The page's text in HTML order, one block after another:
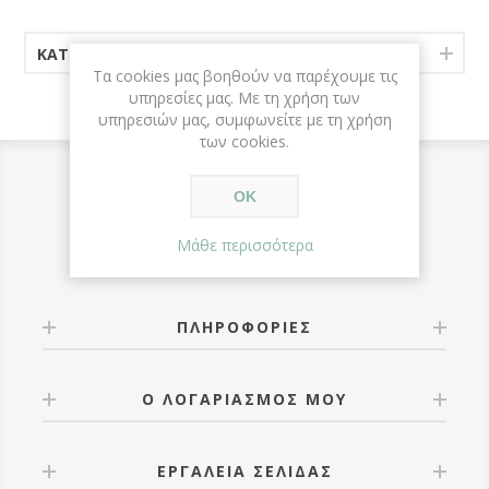
ΚΑΤΗΓΟΡΊΕΣ
ΠΛΗΡΟΦΟΡΊΕΣ
Ο ΛΟΓΑΡΙΑΣΜΌΣ ΜΟΥ
ΕΡΓΑΛΕΊΑ ΣΕΛΊΔΑΣ
Τα cookies μας βοηθούν να παρέχουμε τις
υπηρεσίες μας. Με τη χρήση των
υπηρεσιών μας, συμφωνείτε με τη χρήση
των cookies.
ΟΚ
Μάθε περισσότερα